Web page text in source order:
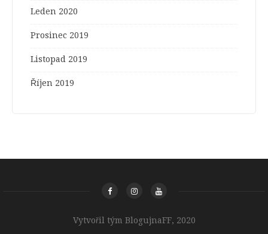
Leden 2020
Prosinec 2019
Listopad 2019
Říjen 2019
Vytvořil tým BlogujnaFF, 2020